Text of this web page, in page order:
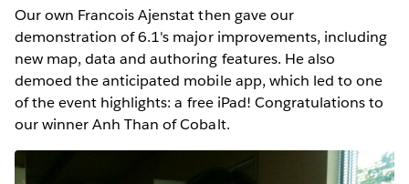
Our own Francois Ajenstat then gave our
demonstration of 6.1's major improvements, including
new map, data and authoring features. He also
demoed the anticipated mobile app, which led to one
of the event highlights: a free iPad! Congratulations to
our winner Anh Than of Cobalt.